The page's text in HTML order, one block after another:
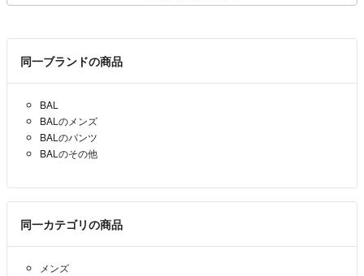
同一ブランドの商品
BAL
BALのメンズ
BALのパンツ
BALのその他
同一カテゴリの商品
メンズ